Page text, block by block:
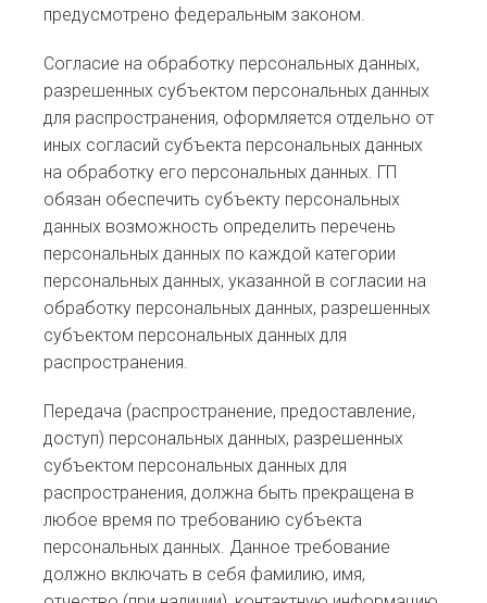
предусмотрено федеральным законом.
Согласие на обработку персональных данных,
разрешенных субъектом персональных данных
для распространения, оформляется отдельно от
иных согласий субъекта персональных данных
на обработку его персональных данных. ГП
обязан обеспечить субъекту персональных
данных возможность определить перечень
персональных данных по каждой категории
персональных данных, указанной в согласии на
обработку персональных данных, разрешенных
субъектом персональных данных для
распространения.
Передача (распространение, предоставление,
доступ) персональных данных, разрешенных
субъектом персональных данных для
распространения, должна быть прекращена в
любое время по требованию субъекта
персональных данных. Данное требование
должно включать в себя фамилию, имя,